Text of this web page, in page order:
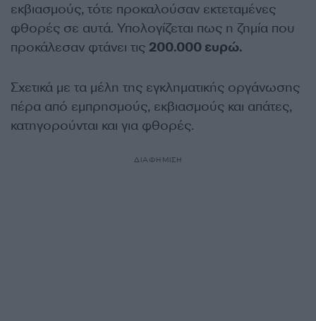
εκβιασμούς, τότε προκαλούσαν εκτεταμένες
φθορές σε αυτά. Υπολογίζεται πως η ζημία που
προκάλεσαν φτάνει τις 200.000 ευρώ.
Σχετικά με τα μέλη της εγκληματικής οργάνωσης
πέρα από εμπρησμούς, εκβιασμούς και απάτες,
κατηγορούνται και για φθορές.
ΔΙΑΦΗΜΙΣΗ